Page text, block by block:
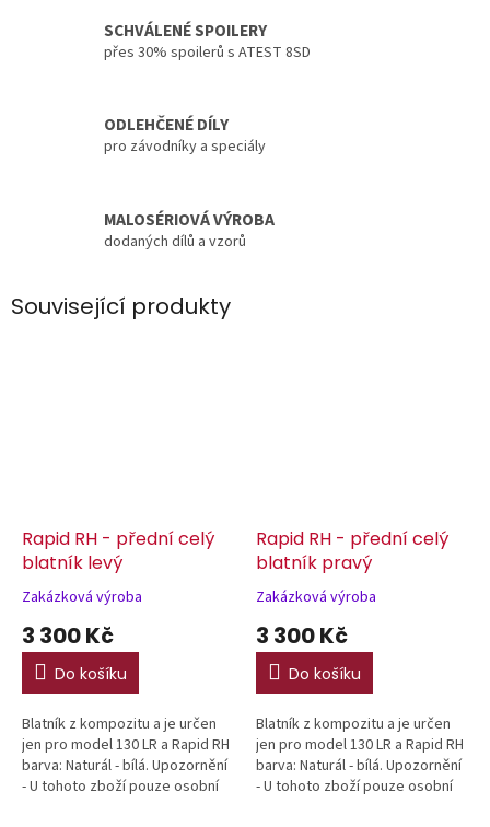
SCHVÁLENÉ SPOILERY
přes 30% spoilerů s ATEST 8SD
ODLEHČENÉ DÍLY
pro závodníky a speciály
MALOSÉRIOVÁ VÝROBA
dodaných dílů a vzorů
Související produkty
Rapid RH - přední celý
blatník levý
Zakázková výroba
3 300 Kč
Do košíku
Blatník z kompozitu a je určen
jen pro model 130 LR a Rapid RH
barva: Naturál - bílá. Upozornění
- U tohoto zboží pouze osobní
Rapid RH - přední celý
blatník pravý
Zakázková výroba
3 300 Kč
Do košíku
Blatník z kompozitu a je určen
jen pro model 130 LR a Rapid RH
barva: Naturál - bílá. Upozornění
- U tohoto zboží pouze osobní